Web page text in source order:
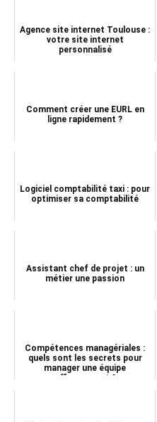
Agence site internet Toulouse :
votre site internet
personnalisé
Comment créer une EURL en
ligne rapidement ?
Logiciel comptabilité taxi : pour
optimiser sa comptabilité
Assistant chef de projet : un
métier une passion
Compétences managériales :
quels sont les secrets pour
manager une équipe
efficacement ?